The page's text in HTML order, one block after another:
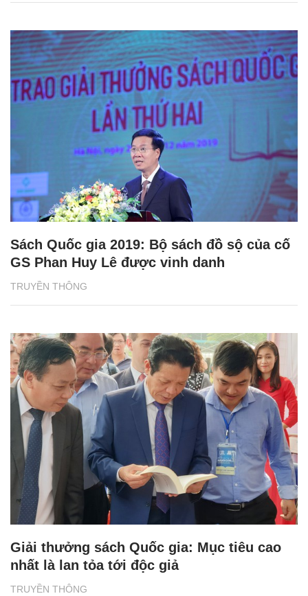
TRUYỀN THÔNG
Sách Quốc gia 2019: Bộ sách đồ sộ của cố
GS Phan Huy Lê được vinh danh
TRUYỀN THÔNG
Giải thưởng sách Quốc gia: Mục tiêu cao
nhất là lan tỏa tới độc giả